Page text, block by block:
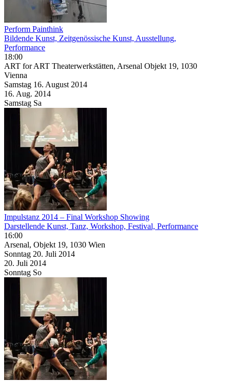
Perform Painthink
Bildende Kunst, Zeitgenössische Kunst, Ausstellung,
Performance
18:00
ART for ART Theaterwerkstätten, Arsenal Objekt 19, 1030
Vienna
Samstag 16. August 2014
16. Aug. 2014
Samstag Sa
Impulstanz 2014 – Final Workshop Showing
Darstellende Kunst, Tanz, Workshop, Festival, Performance
16:00
Arsenal, Objekt 19, 1030 Wien
Sonntag 20. Juli 2014
20. Juli 2014
Sonntag So